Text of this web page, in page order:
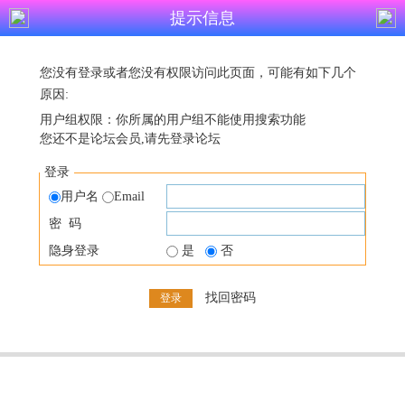
提示信息
您没有登录或者您没有权限访问此页面，可能有如下几个
原因:
用户组权限：你所属的用户组不能使用搜索功能
您还不是论坛会员,请先登录论坛
登录
用户名
Email
密 码
隐身登录
是 否
找回密码